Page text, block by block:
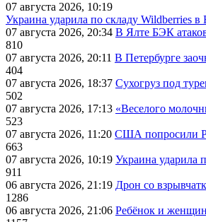
07 августа 2026, 10:19
Украина ударила по складу Wildberries в
07 августа 2026, 20:34 В Ялте БЭК
810
07 августа 2026, 20:11 В Петербурге
404
07 августа 2026, 18:37 Сухогруз под
502
07 августа 2026, 17:13 «Веселого
523
07 августа 2026, 11:20 США попросили
663
07 августа 2026, 10:19 Украина ударила
911
06 августа 2026, 21:19 Дрон со
1286
06 августа 2026, 21:06 Ребёнок и